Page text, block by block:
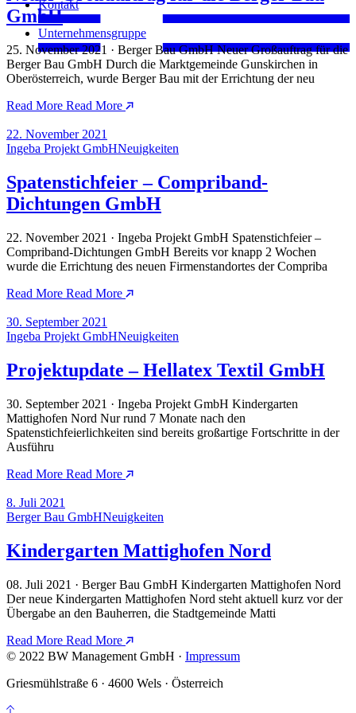
Kontakt
Unternehmensgruppe
GmbH
25. November 2021 · Berger Bau GmbH Neuer Großauftrag für die
Berger Bau GmbH Durch die Marktgemeinde Gunskirchen in
Oberösterreich, wurde Berger Bau mit der Errichtung der neu
Read More Read More
22. November 2021
Ingeba Projekt GmbHNeuigkeiten
Spatenstichfeier – Compriband-
Dichtungen GmbH
22. November 2021 · Ingeba Projekt GmbH Spatenstichfeier –
Compriband-Dichtungen GmbH Bereits vor knapp 2 Wochen
wurde die Errichtung des neuen Firmenstandortes der Compriba
Read More Read More
30. September 2021
Ingeba Projekt GmbHNeuigkeiten
Projektupdate – Hellatex Textil GmbH
30. September 2021 · Ingeba Projekt GmbH Kindergarten
Mattighofen Nord Nur rund 7 Monate nach den
Spatenstichfeierlichkeiten sind bereits großartige Fortschritte in der
Ausführu
Read More Read More
8. Juli 2021
Berger Bau GmbHNeuigkeiten
Kindergarten Mattighofen Nord
08. Juli 2021 · Berger Bau GmbH Kindergarten Mattighofen Nord
Der neue Kindergarten Mattighofen Nord steht aktuell kurz vor der
Übergabe an den Bauherren, die Stadtgemeinde Matti
Read More Read More
© 2022 BW Management GmbH · Impressum
Griesmühlstraße 6 · 4600 Wels · Österreich